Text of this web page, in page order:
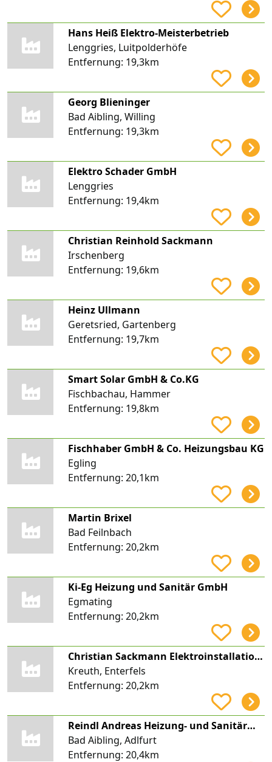
Hans Heiß Elektro-Meisterbetrieb
Lenggries, Luitpolderhöfe
Entfernung: 19,3km
Georg Blieninger
Bad Aibling, Willing
Entfernung: 19,3km
Elektro Schader GmbH
Lenggries
Entfernung: 19,4km
Christian Reinhold Sackmann
Irschenberg
Entfernung: 19,6km
Heinz Ullmann
Geretsried, Gartenberg
Entfernung: 19,7km
Smart Solar GmbH & Co.KG
Fischbachau, Hammer
Entfernung: 19,8km
Fischhaber GmbH & Co. Heizungsbau KG
Egling
Entfernung: 20,1km
Martin Brixel
Bad Feilnbach
Entfernung: 20,2km
Ki-Eg Heizung und Sanitär GmbH
Egmating
Entfernung: 20,2km
Christian Sackmann Elektroinstallationen
Kreuth, Enterfels
Entfernung: 20,2km
Reindl Andreas Heizung- und Sanitärmeister
Bad Aibling, Adlfurt
Entfernung: 20,4km